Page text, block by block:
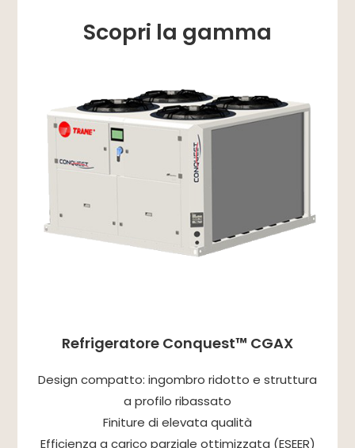
Scopri la gamma
Refrigeratore Conquest™ CGAX
Design compatto: ingombro ridotto e struttura
a profilo ribassato
Finiture di elevata qualità
Efficienza a carico parziale ottimizzata (ESEER)